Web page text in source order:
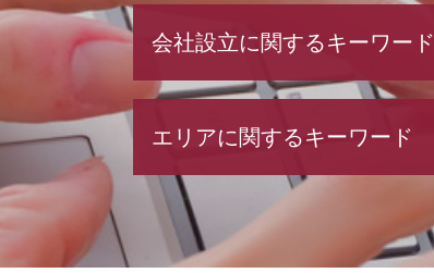
会社設立に関するキーワード
株式会社 設立 必要書類
会社設立 税務署
株式会社 設立 メリット
株式会社設立 流れ
エリアに関するキーワード
会社設立 渋谷区 相談
融資 群馬県 税理士
融資 千葉県 税理士